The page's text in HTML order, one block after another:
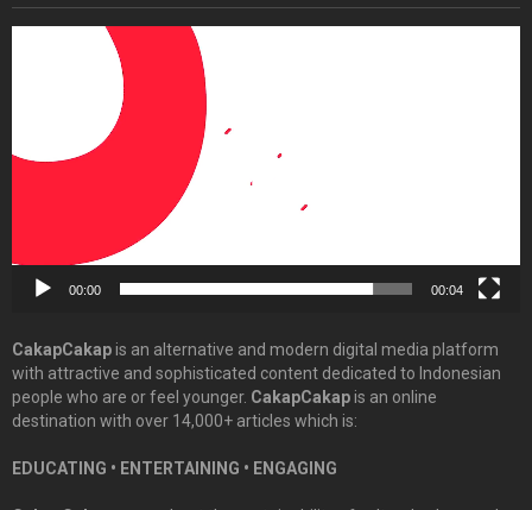
00:00 00:04
CakapCakapis an alternative and modern digital media platform
with attractive and sophisticated content dedicated to Indonesian
people who are or feel younger. CakapCakapis an online
destination with over 14,000+ articles which is:
EDUCATING • ENTERTAINING • ENGAGING